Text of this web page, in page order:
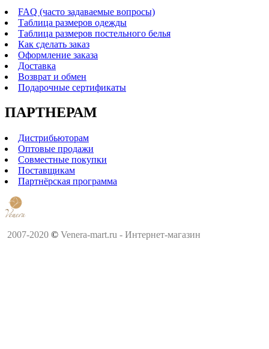
FAQ (часто задаваемые вопросы)
Таблица размеров одежды
Таблица размеров постельного белья
Как сделать заказ
Оформление заказа
Доставка
Возврат и обмен
Подарочные сертификаты
ПАРТНЕРАМ
Дистрибьюторам
Оптовые продажи
Совместные покупки
Поставщикам
Партнёрская программа
2007-2020 © Venera-mart.ru - Интернет-магазин